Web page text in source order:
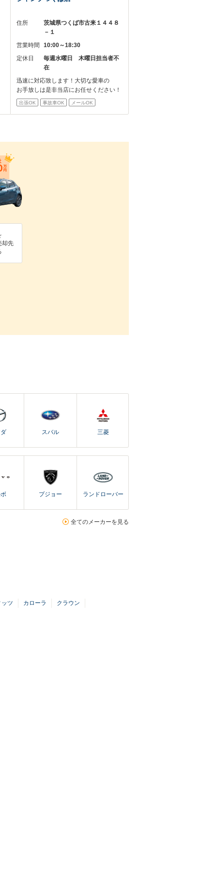
住所
茨城県つくば市古来１４４８
－１
営業時間
10:00～18:30
定休日
毎週水曜日 木曜日担当者不
在
迅速に対応致します！大切な愛車の
お手放しは是非当店にお任せください！
出張OK 事故車OK メールOK
却先
スバル 三菱
プジョー ランドローバー
全てのメーカーを見る
ッツ カローラ
クラウン